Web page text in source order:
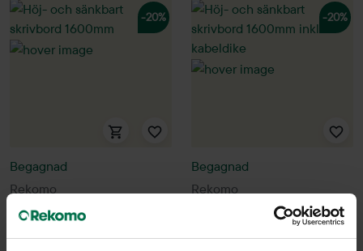
-20%
Rekomo
Begagnad
Höj- och sänkbart skrivbord
1600mm
-20%
Rekomo
Begagnad
Höj- och sänkbart skrivbord
1600mm inkl. kabeldike